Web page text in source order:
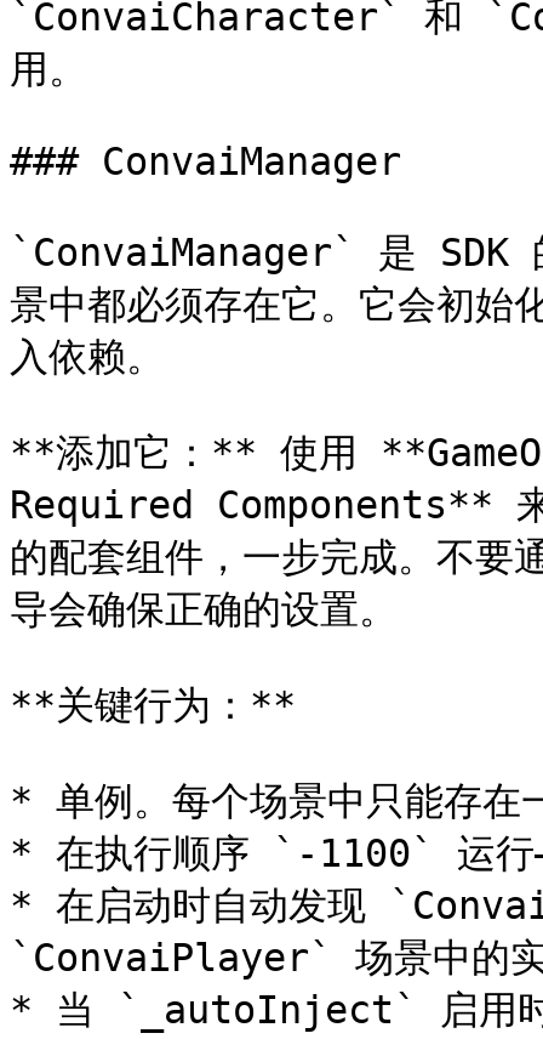
`ConvaiCharacter` 和
用。
### ConvaiManager
`ConvaiManager` 是 SDK
景中都必须存在它。它会初始
入依赖。
**添加它：** 使用
Required Components**
的配套组件，一步完成。不
导会确保正确的设置。
**关键行为：**
* 单例。每个场景中只能存
* 在执行顺序 `-1100` 运行
* 在启动时自动发现
`ConvaiPlayer` 场景中的
* 当 `_autoInject` 启用时